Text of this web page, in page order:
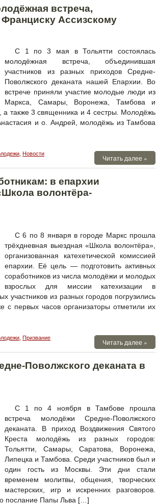
встреча,
Ассизскому
С 1 по 3 мая в Тольятти состоялась
молодёжная встреча, объединившая
участников из разных приходов Средне-
Поволжского деканата нашей Епархии. Во
встрече приняли участие молодые люди из
Маркса, Самары, Воронежа, Тамбова и
а также 3 священника и 4 сестры. Молодёжь
и о. Андрей, молодёжь из Тамбова
Новости
Читать далее »
в епархии
волонтёра-
С 6 по 8 января в городе Маркс прошла
трёхдневная выездная «Школа волонтёра»,
организованная катехетической комиссией
епархии. Её цель — подготовить активных
соработников из числа молодёжи и молодых
взрослых для миссии катехизации в
участников из разных городов погрузились
с первых часов организаторы отметили их
Призвание
Читать далее »
Поволжского деканата в
С 1 по 4 ноября в Тамбове прошла
встреча молодёжи Средне-Поволжского
деканата. В приход Воздвижения Святого
Креста молодёжь из разных городов:
Тольятти, Самары, Саратова, Воронежа,
Липецка и Тамбова. Среди участников был и
один гость из Москвы. Эти дни стали
временем молитвы, общения, творческих
мастерских, игр и искренних разговоров.
послание Папы Льва […]